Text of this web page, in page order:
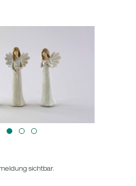
sichtbar.